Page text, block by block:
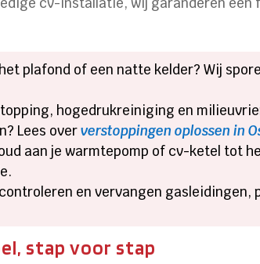
plafond of een natte kelder? Wij
hogedrukreiniging en
Lees oververstoppingen oplossen in
aan je warmtepomp of cv-ketel tot
en vervangen gasleidingen,
stap voor stap